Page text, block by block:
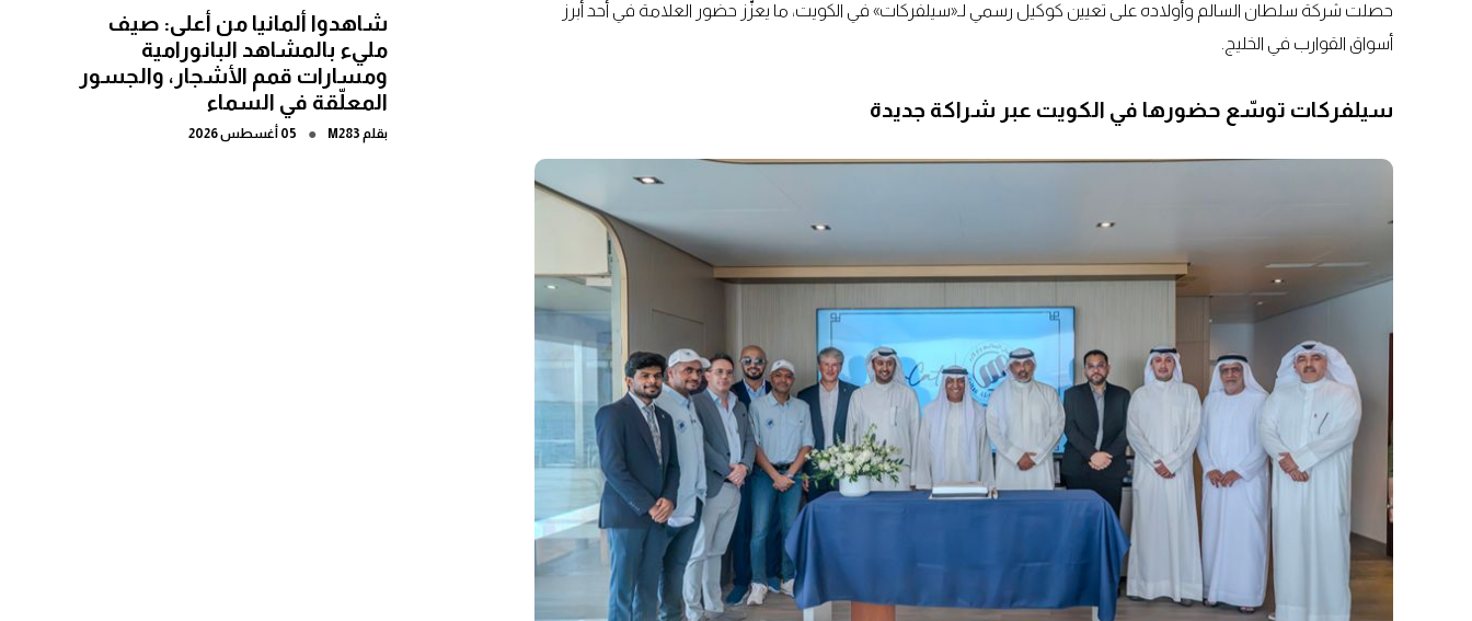
حصلت شركة سلطان السالم وأولاده على تعيين كوكيل رسمي لـ«سيلفركات» في الكويت، ما يعزّز حضور العلامة في أحد أبرز
أسواق القوارب في الخليج.
سيلفركات توسّع حضورها في الكويت عبر شراكة جديدة
شاهدوا ألمانيا من أعلى: صيف
مليء بالمشاهد البانورامية
ومسارات قمم الأشجار، والجسور
المعلّقة في السماء
بقلم M283
● 05 أغسطس 2026